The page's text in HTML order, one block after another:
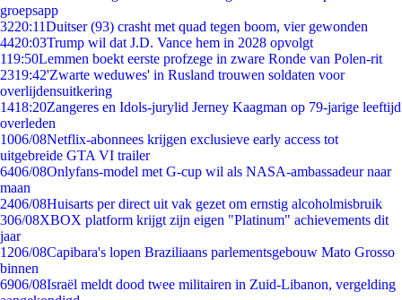
groepsapp
3220:11Duitser (93) crasht met quad tegen boom, vier gewonden
4420:03Trump wil dat J.D. Vance hem in 2028 opvolgt
119:50Lemmen boekt eerste profzege in zware Ronde van Polen-rit
2319:42'Zwarte weduwes' in Rusland trouwen soldaten voor
overlijdensuitkering
1418:20Zangeres en Idols-jurylid Jerney Kaagman op 79-jarige leeftijd
overleden
1006/08Netflix-abonnees krijgen exclusieve early access tot
uitgebreide GTA VI trailer
6406/08Onlyfans-model met G-cup wil als NASA-ambassadeur naar
maan
2406/08Huisarts per direct uit vak gezet om ernstig alcoholmisbruik
306/08XBOX platform krijgt zijn eigen "Platinum" achievements dit
jaar
1206/08Capibara's lopen Braziliaans parlementsgebouw Mato Grosso
binnen
6906/08Israël meldt dood twee militairen in Zuid-Libanon, vergelding